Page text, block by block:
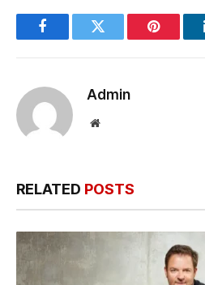
FacebookTwitter Pinterest
Admin
Website
RELATED POSTS